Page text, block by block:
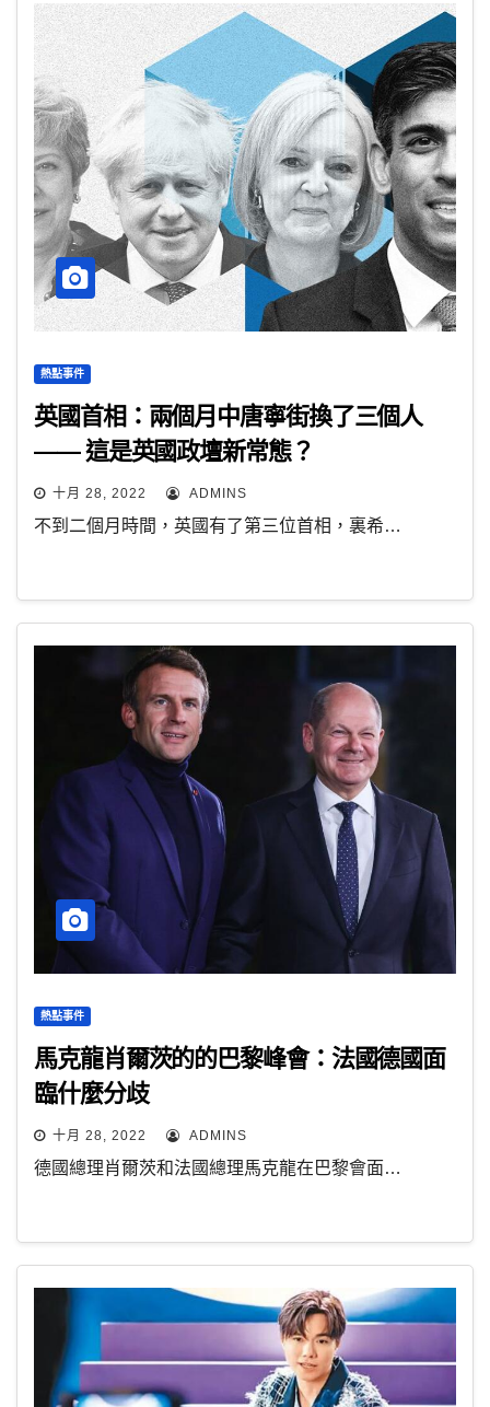
熱點事件
英國首相：兩個月中唐寧街換了三個人
—— 這是英國政壇新常態？
十月 28, 2022 ADMINS
不到二個月時間，英國有了第三位首相，裏希…
熱點事件
馬克龍肖爾茨的的巴黎峰會：法國德國面
臨什麼分歧
十月 28, 2022 ADMINS
德國總理肖爾茨和法國總理馬克龍在巴黎會面…